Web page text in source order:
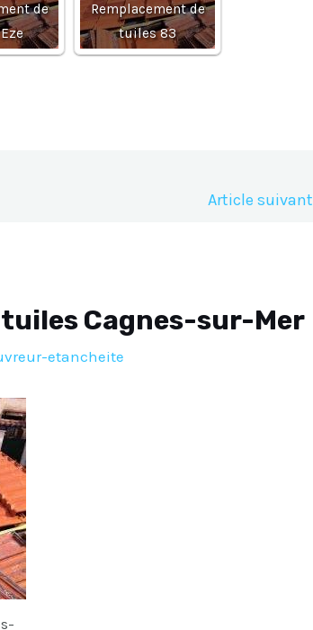
de
Remplacement de
tuiles 83
Article suivant
Cagnes-sur-Mer
etancheite